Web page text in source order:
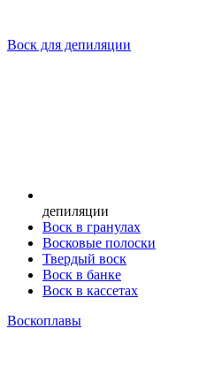
Воск для депиляции
депиляции
Воск в гранулах
Восковые полоски
Твердый воск
Воск в банке
Воск в кассетах
Воскоплавы